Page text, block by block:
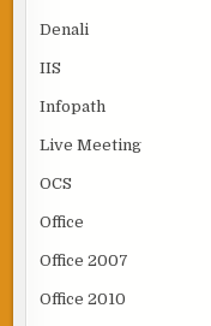
Denali
IIS
Infopath
Live Meeting
OCS
Office
Office 2007
Office 2010